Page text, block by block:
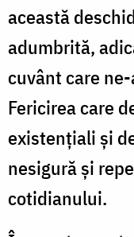
această
adumbrită,
cuvânt care
Fericirea care
existenţiali şi
nesigură şi
cotidianului.